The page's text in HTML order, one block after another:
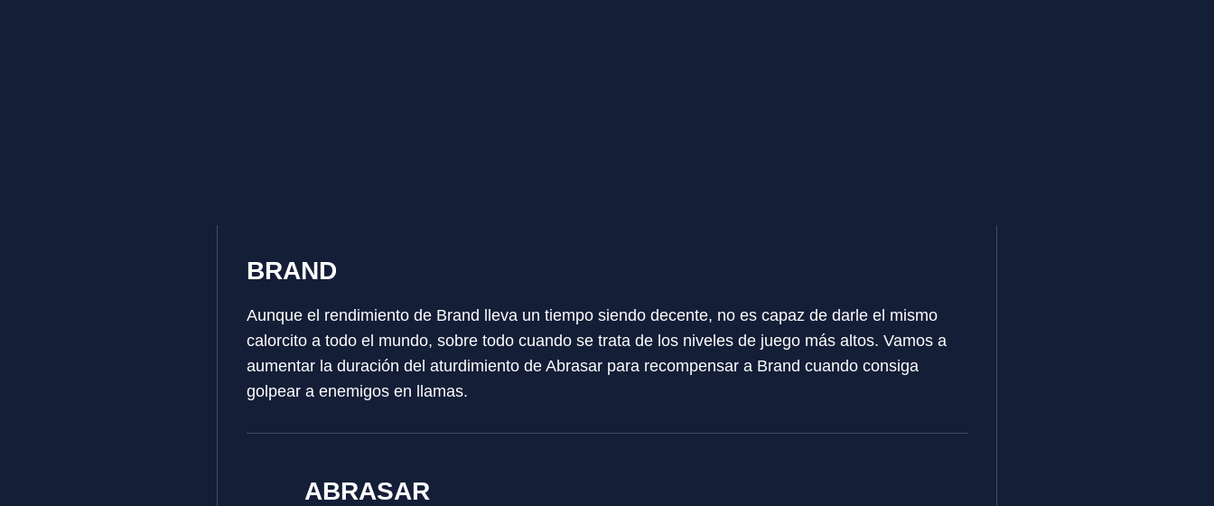
BRAND
Aunque el rendimiento de Brand lleva un tiempo siendo decente, no es capaz de darle el mismo
calorcito a todo el mundo, sobre todo cuando se trata de los niveles de juego más altos. Vamos a
aumentar la duración del aturdimiento de Abrasar para recompensar a Brand cuando consiga
golpear a enemigos en llamas.
ABRASAR